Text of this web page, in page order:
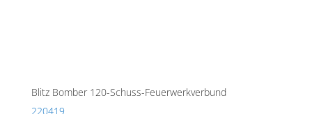
Blitz Bomber 120-Schuss-Feuerwerkverbund
220419